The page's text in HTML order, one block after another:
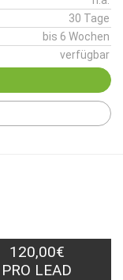
30 Tage
bis 6 Wochen
verfügbar
120,00€
PRO LEAD